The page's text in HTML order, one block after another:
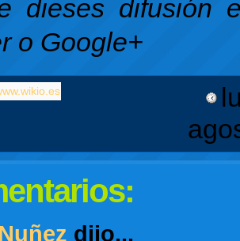
dieses difusión
o Google+
dijo...